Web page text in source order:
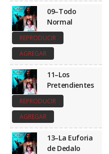
09–Todo
Normal
REPRODUCIR
AGREGAR
11–Los
Pretendientes
REPRODUCIR
AGREGAR
13–La Euforia
de Dedalo